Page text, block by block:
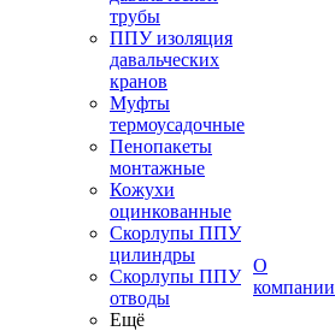
трубы
ППУ изоляция
давальческих
кранов
Муфты
термоусадочные
Пенопакеты
монтажные
Кожухи
оцинкованные
Скорлупы ППУ
цилиндры
Скорлупы ППУ
отводы
Ещё
О
компании